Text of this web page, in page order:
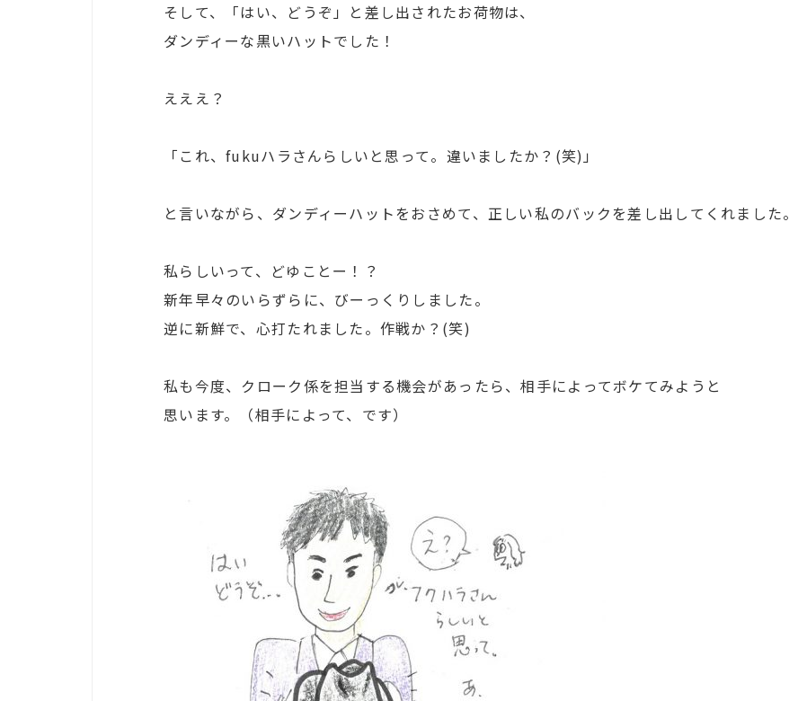
そして、「はい、どうぞ」と差し出されたお荷物は、
ダンディーな黒いハットでした！
えええ？
「これ、fukuハラさんらしいと思って。違いましたか？(笑)」
と言いながら、ダンディーハットをおさめて、正しい私のバックを差し出してくれました。
私らしいって、どゆことー！？
新年早々のいらずらに、びーっくりしました。
逆に新鮮で、心打たれました。作戦か？(笑)
私も今度、クローク係を担当する機会があったら、相手によってボケてみようと
思います。（相手によって、です）